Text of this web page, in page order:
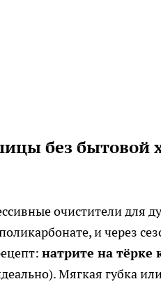
без
очистители для
и через
натрите на тёрке
Мягкая губка